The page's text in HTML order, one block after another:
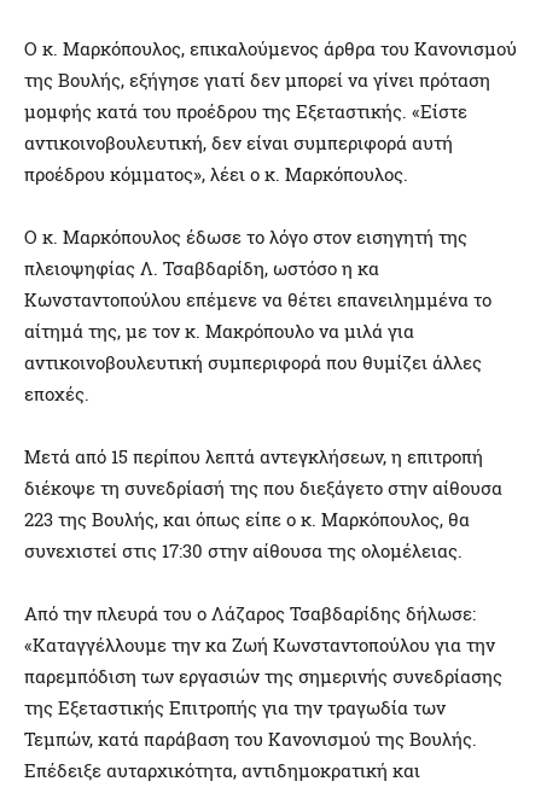
Ο κ. Μαρκόπουλος, επικαλούμενος άρθρα του Κανονισμού
της Βουλής, εξήγησε γιατί δεν μπορεί να γίνει πρόταση
μομφής κατά του προέδρου της Εξεταστικής. «Είστε
αντικοινοβουλευτική, δεν είναι συμπεριφορά αυτή
προέδρου κόμματος», λέει ο κ. Μαρκόπουλος.
Ο κ. Μαρκόπουλος έδωσε το λόγο στον εισηγητή της
πλειοψηφίας Λ. Τσαβδαρίδη, ωστόσο η κα
Κωνσταντοπούλου επέμενε να θέτει επανειλημμένα το
αίτημά της, με τον κ. Μακρόπουλο να μιλά για
αντικοινοβουλευτική συμπεριφορά που θυμίζει άλλες
εποχές.
Μετά από 15 περίπου λεπτά αντεγκλήσεων, η επιτροπή
διέκοψε τη συνεδρίασή της που διεξάγετο στην αίθουσα
223 της Βουλής, και όπως είπε ο κ. Μαρκόπουλος, θα
συνεχιστεί στις 17:30 στην αίθουσα της ολομέλειας.
Από την πλευρά του ο Λάζαρος Τσαβδαρίδης δήλωσε:
«Καταγγέλλουμε την κα Ζωή Κωνσταντοπούλου για την
παρεμπόδιση των εργασιών της σημερινής συνεδρίασης
της Εξεταστικής Επιτροπής για την τραγωδία των
Τεμπών, κατά παράβαση του Κανονισμού της Βουλής.
Επέδειξε αυταρχικότητα, αντιδημοκρατική και